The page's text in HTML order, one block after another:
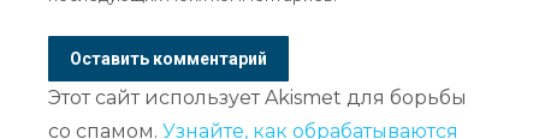
Оставить комментарий
Этот сайт использует Akismet для борьбы
со спамом. Узнайте, как обрабатываются